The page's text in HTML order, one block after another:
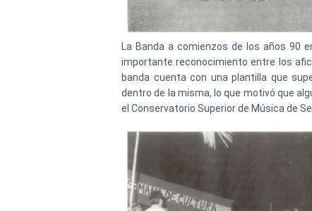
La Banda a comienzos de los años 90
importante reconocimiento entre los
banda cuenta con una plantilla que
dentro de la misma, lo que motivó que
el Conservatorio Superior de Música de